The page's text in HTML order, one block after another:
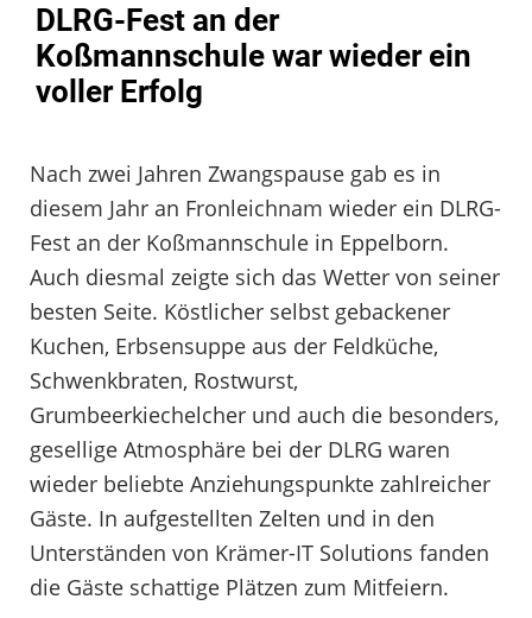
DLRG-Fest an der
Koßmannschule war wieder ein
voller Erfolg
Nach zwei Jahren Zwangspause gab es in
diesem Jahr an Fronleichnam wieder ein DLRG-
Fest an der Koßmannschule in Eppelborn.
Auch diesmal zeigte sich das Wetter von seiner
besten Seite. Köstlicher selbst gebackener
Kuchen, Erbsensuppe aus der Feldküche,
Schwenkbraten, Rostwurst,
Grumbeerkiechelcher und auch die besonders,
gesellige Atmosphäre bei der DLRG waren
wieder beliebte Anziehungspunkte zahlreicher
Gäste. In aufgestellten Zelten und in den
Unterständen von Krämer-IT Solutions fanden
die Gäste schattige Plätzen zum Mitfeiern.